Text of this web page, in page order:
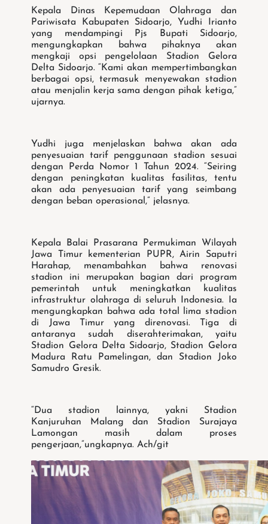
Kepala Dinas Kepemudaan Olahraga dan
Pariwisata Kabupaten Sidoarjo, Yudhi Irianto
yang mendampingi Pjs Bupati Sidoarjo,
mengungkapkan bahwa pihaknya akan
mengkaji opsi pengelolaan Stadion Gelora
Delta Sidoarjo. “Kami akan mempertimbangkan
berbagai opsi, termasuk menyewakan stadion
atau menjalin kerja sama dengan pihak ketiga,”
ujarnya.
Yudhi juga menjelaskan bahwa akan ada
penyesuaian tarif penggunaan stadion sesuai
dengan Perda Nomor 1 Tahun 2024. “Seiring
dengan peningkatan kualitas fasilitas, tentu
akan ada penyesuaian tarif yang seimbang
dengan beban operasional,” jelasnya.
Kepala Balai Prasarana Permukiman Wilayah
Jawa Timur kementerian PUPR, Airin Saputri
Harahap, menambahkan bahwa renovasi
stadion ini merupakan bagian dari program
pemerintah untuk meningkatkan kualitas
infrastruktur olahraga di seluruh Indonesia. Ia
mengungkapkan bahwa ada total lima stadion
di Jawa Timur yang direnovasi. Tiga di
antaranya sudah diserahterimakan, yaitu
Stadion Gelora Delta Sidoarjo, Stadion Gelora
Madura Ratu Pamelingan, dan Stadion Joko
Samudro Gresik.
“Dua stadion lainnya, yakni Stadion
Kanjuruhan Malang dan Stadion Surajaya
Lamongan masih dalam proses
pengerjaan,”ungkapnya. Ach/git